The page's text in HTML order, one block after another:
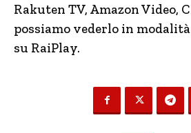
Rakuten TV, Amazon Video,
possiamo vederlo in
su RaiPlay.